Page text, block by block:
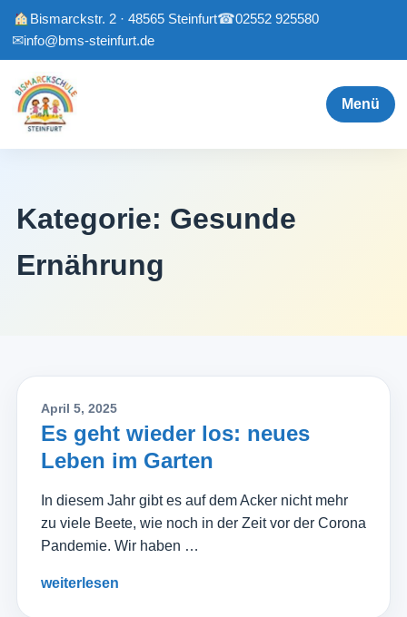
Bismarckstr. 2 · 48565 Steinfurt☎02552 925580
✉info@bms-steinfurt.de
Menü
Kategorie: Gesunde
Ernährung
April 5, 2025
Es geht wieder los: neues
Leben im Garten
In diesem Jahr gibt es auf dem Acker nicht mehr
zu viele Beete, wie noch in der Zeit vor der Corona
Pandemie. Wir haben …
weiterlesen